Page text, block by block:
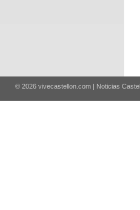
© 2026 vivecastellon.com | Noticias